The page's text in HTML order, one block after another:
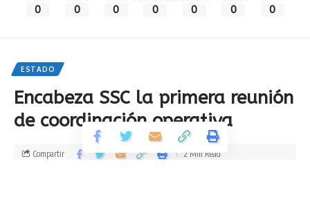
0 0 0 0 0 0 0
ESTADO
Encabeza SSC la primera reunión
de coordinación operativa
Compartir 2 Min Read